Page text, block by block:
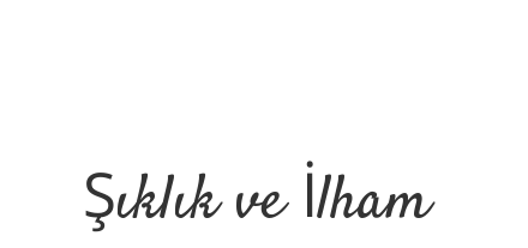
Şıklık ve İlham